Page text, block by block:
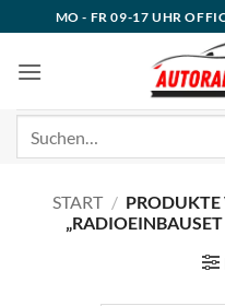
Inhalt
springen
MO - FR 09-17 UHR
START /